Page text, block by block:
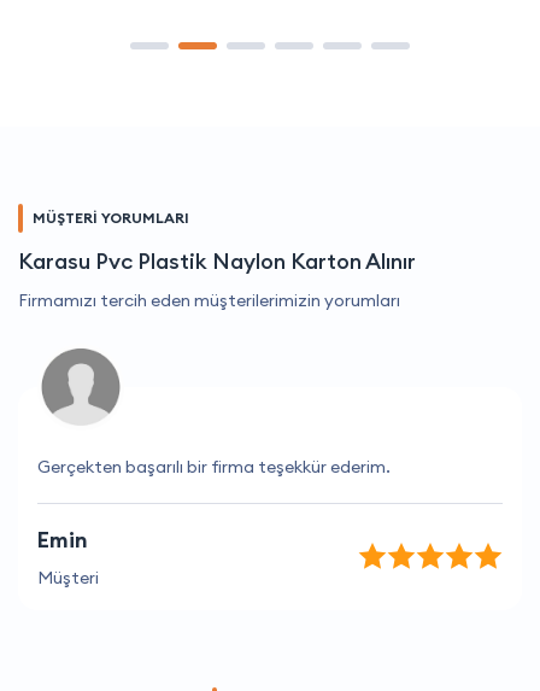
MÜŞTERİ YORUMLARI
Karasu Pvc Plastik Naylon Karton Alınır
Firmamızı tercih eden müşterilerimizin yorumları
Gerçekten başarılı bir firma teşekkür ederim.
Emin
Müşteri